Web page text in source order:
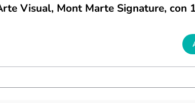
Visual, Mont Marte Signature, con